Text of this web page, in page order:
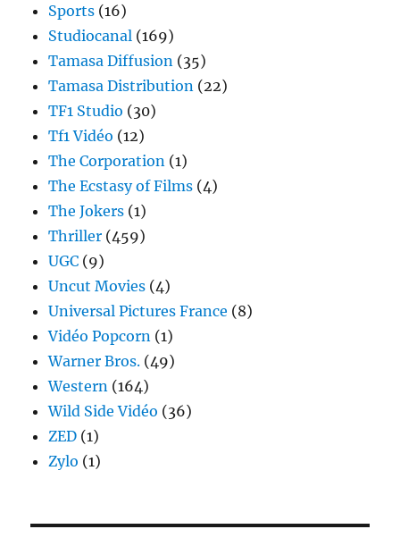
Sports (16)
Studiocanal (169)
Tamasa Diffusion (35)
Tamasa Distribution (22)
TF1 Studio (30)
Tf1 Vidéo (12)
The Corporation (1)
The Ecstasy of Films (4)
The Jokers (1)
Thriller (459)
UGC (9)
Uncut Movies (4)
Universal Pictures France (8)
Vidéo Popcorn (1)
Warner Bros. (49)
Western (164)
Wild Side Vidéo (36)
ZED (1)
Zylo (1)